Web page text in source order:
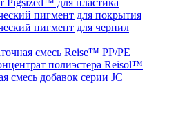
Pigsized™ для пластика
пигмент для покрытия
пигмент для чернил
смесь Reise™ PP/PE
полиэстера Reisol™
смесь добавок серии JC